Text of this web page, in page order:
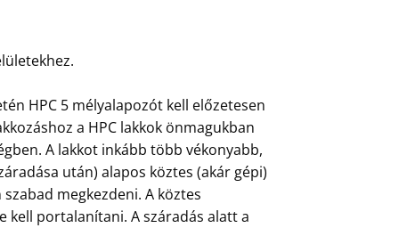
HPC 5 mélyalapozót kell előzetesen
a HPC lakkok önmagukban
A lakkot inkább több vékonyabb,
után) alapos köztes (akár gépi)
megkezdeni. A köztes
kell portalanítani. A száradás alatt a